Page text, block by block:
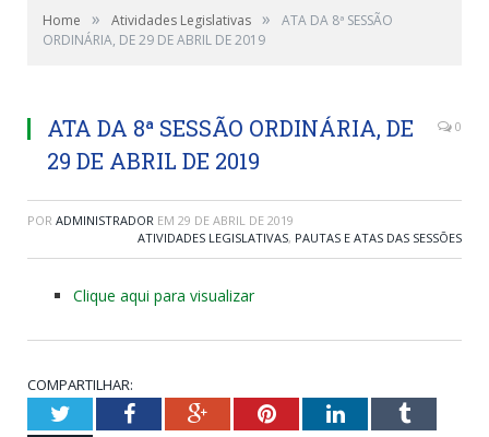
Home » Atividades Legislativas »
ATA DA 8ª SESSÃO
ORDINÁRIA, DE 29 DE ABRIL DE 2019
ATA DA 8ª SESSÃO ORDINÁRIA, DE
29 DE ABRIL DE 2019
0
POR ADMINISTRADOR EM 29 DE ABRIL DE 2019
ATIVIDADES LEGISLATIVAS, PAUTAS E ATAS DAS SESSÕES
Clique aqui para visualizar
COMPARTILHAR:
TwitterFacebookGoogle+PinterestLinkedInTumblr